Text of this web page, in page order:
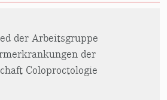
der Arbeitsgruppe
der
Coloproctologie